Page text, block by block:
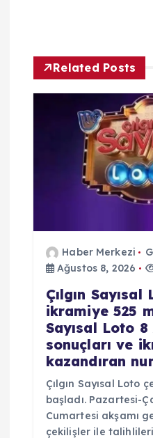
Related Posts
Haber Merkezi
Ağustos 8, 2026
Çılgın
ikramiye 525
Sayısal Loto
sonuçları ve
kazandıran
Çılgın Sayısal Loto
başladı. Pazartesi-
Cumartesi akşamı
çekilişler ile